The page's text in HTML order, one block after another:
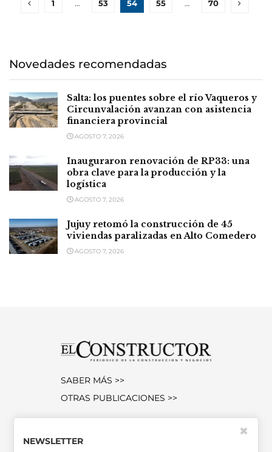
1 … 53 54 55 … 70
Novedades recomendadas
Salta: los puentes sobre el río Vaqueros y
Circunvalación avanzan con asistencia
financiera provincial
AGOSTO 7, 2026
Inauguraron renovación de RP33: una
obra clave para la producción y la
logística
AGOSTO 7, 2026
Jujuy retomó la construcción de 45
viviendas paralizadas en Alto Comedero
AGOSTO 7, 2026
SABER MÁS >>
OTRAS PUBLICACIONES >>
Miembro de la Asociación de
NEWSLETTER
✖